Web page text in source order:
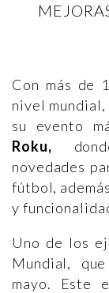
Con más de
nivel mundial,
su evento
Roku,
novedades
fútbol,
y
Uno de los
Mundial,
mayo. Este